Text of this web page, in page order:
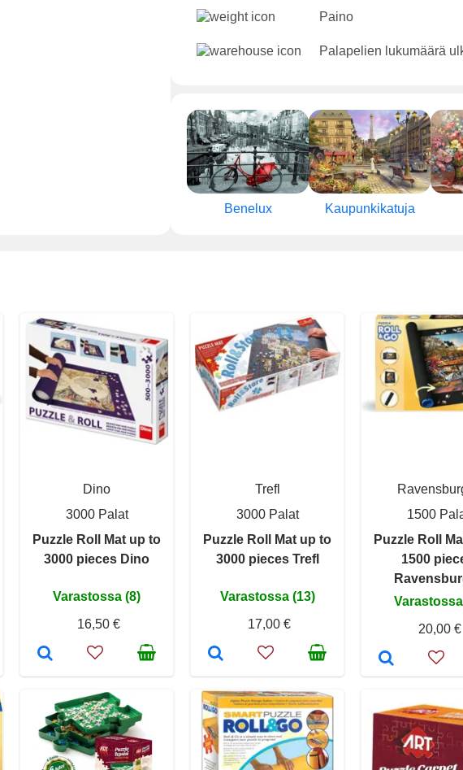
Paino
Palapelien lukumäärä
Benelux Kaupunkikatuja
Dino
3000 Palat
Puzzle Roll Mat up to
3000 pieces Dino
Varastossa (8)
16,50 €
Trefl
3000 Palat
Puzzle Roll Mat up to
3000 pieces Trefl
Varastossa (13)
17,00 €
1500
Puzzle Roll
1500
20,00 €